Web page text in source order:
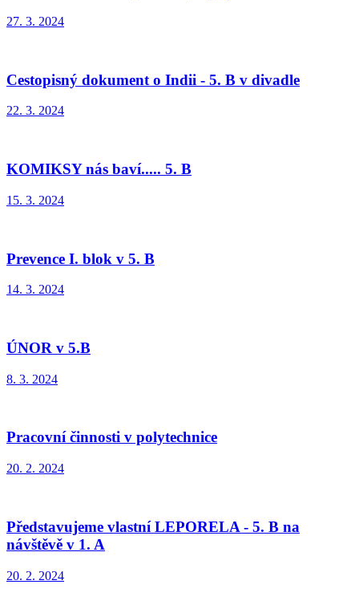
27. 3. 2024
Cestopisný dokument o Indii - 5. B v divadle
22. 3. 2024
KOMIKSY nás baví..... 5. B
15. 3. 2024
Prevence I. blok v 5. B
14. 3. 2024
ÚNOR v 5.B
8. 3. 2024
Pracovní činnosti v polytechnice
20. 2. 2024
Představujeme vlastní LEPORELA - 5. B na
návštěvě v 1. A
20. 2. 2024